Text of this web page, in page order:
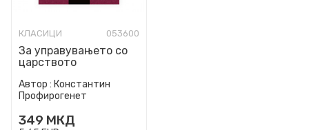
КЛАСИЦИ 053600
За управувањето со
царството
Автор : Константин
Профирогенет
349 МКД